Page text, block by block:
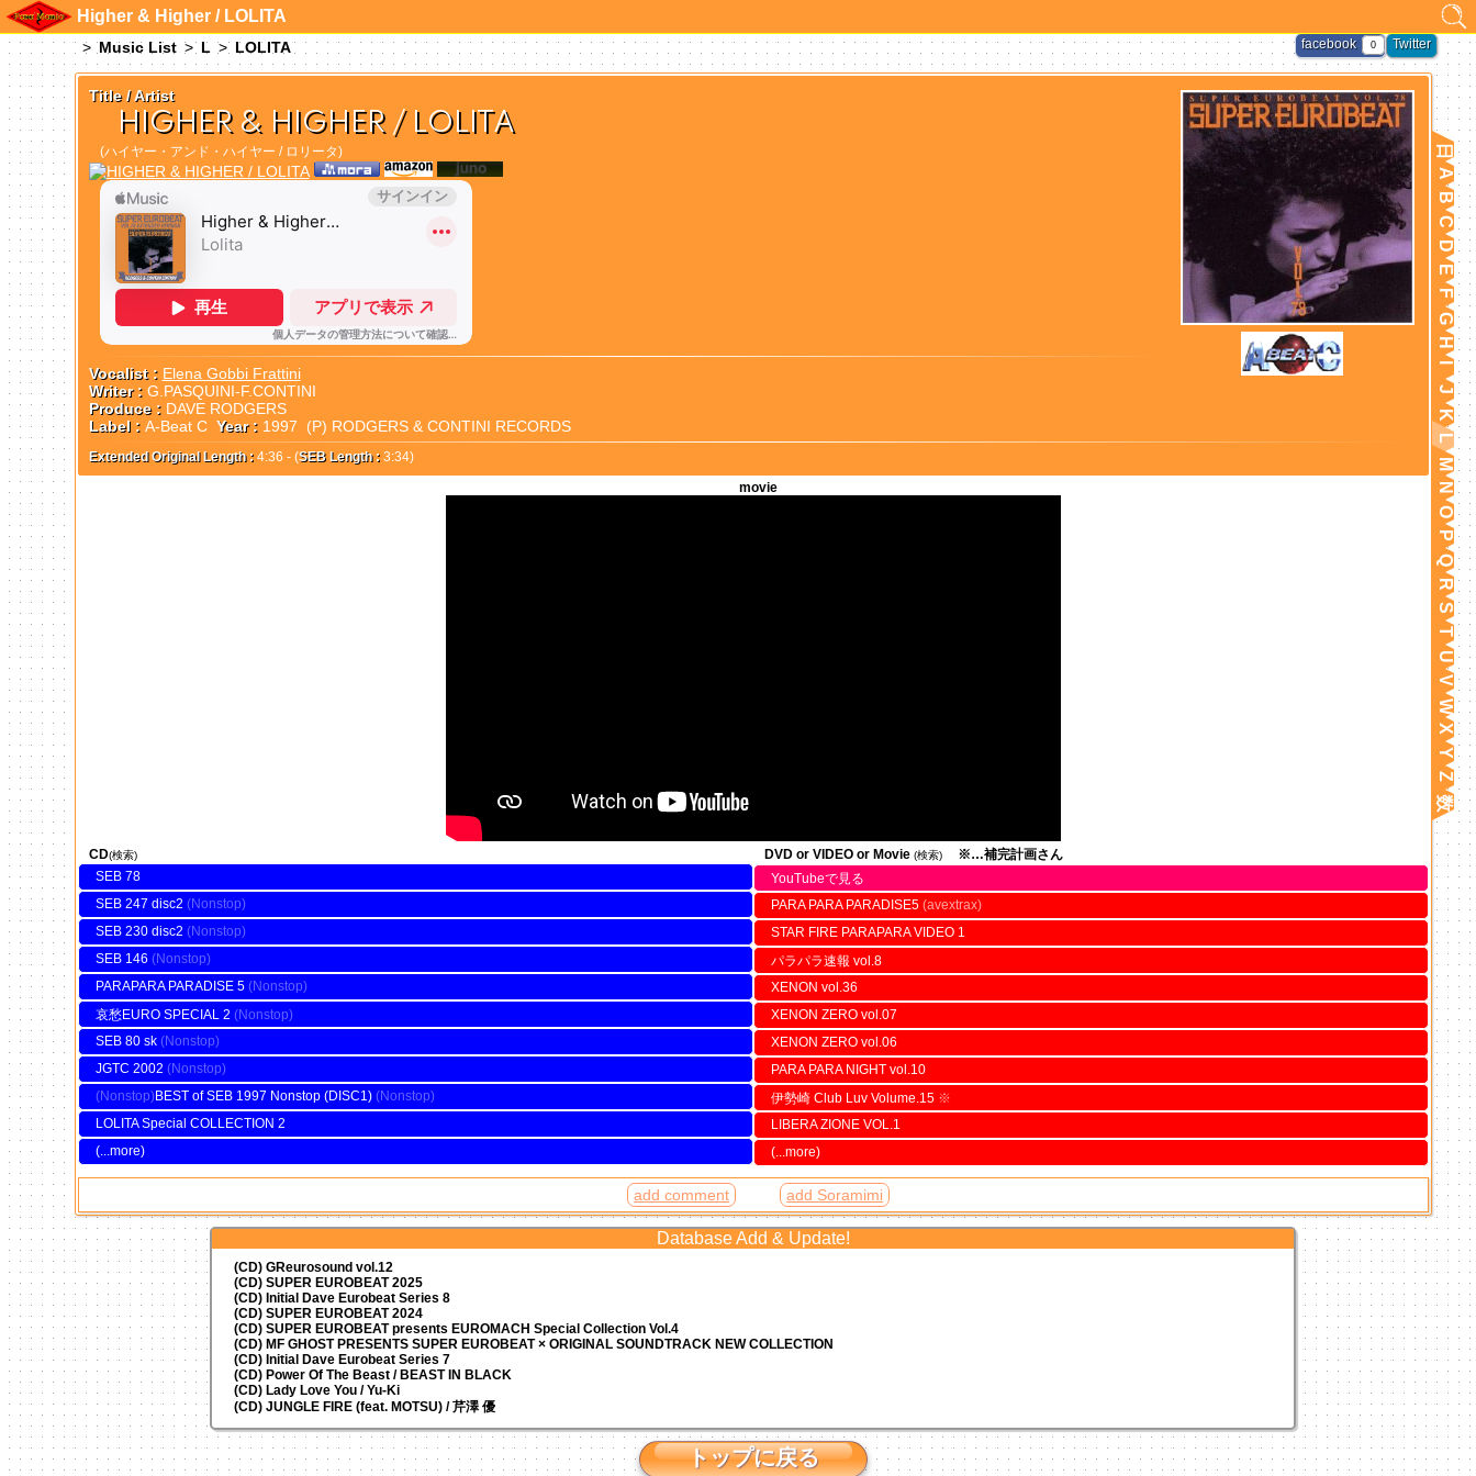
Higher & Higher / LOLITA
Music List L LOLITA
Title / Artist
HIGHER & HIGHER / LOLITA
(ハイヤー・アンド・ハイヤー / ロリータ)
Vocalist : Elena Gobbi Frattini
Writer : G.PASQUINI-F.CONTINI
Produce : DAVE RODGERS
Label : A-Beat C Year : 1997 (P) RODGERS & CONTINI RECORDS
Extended Original Length : 4:36 - (SEB Length : 3:34)
movie
CD(検索)
SEB 78
SEB 247 disc2
SEB 230 disc2
SEB 146
PARAPARA PARADISE 5
哀愁EURO SPECIAL 2
SEB 80 sk
JGTC 2002
BEST of SEB 1997 Nonstop (DISC1)
LOLITA Special COLLECTION 2
(...more)
DVD or VIDEO or Movie (検索)
※…補完計画さん
YouTubeで見る
PARA PARA PARADISE5 (avextrax)
STAR FIRE PARAPARA VIDEO 1
パラパラ速報 vol.8
XENON vol.36
XENON ZERO vol.07
XENON ZERO vol.06
PARA PARA NIGHT vol.10
伊勢崎 Club Luv Volume.15 ※
LIBERA ZIONE VOL.1
(...more)
add comment add Soramimi
Twitter
facebook 0
日
A
B
C
D
E
F
G
H
I
J
K
L
M
N
O
P
Q
R
S
T
U
V
W
X
Y
Z
数
Database Add & Update!
(CD) GReurosound vol.12
(CD) SUPER EUROBEAT 2025
(CD) Initial Dave Eurobeat Series 8
(CD) SUPER EUROBEAT 2024
(CD)SUPER EUROBEAT presentsEUROMACH Special Collection Vol.4
(CD) MF GHOST PRESENTS SUPER EUROBEAT × ORIGINAL SOUNDTRACK NEW COLLECTION
(CD) Initial Dave Eurobeat Series 7
(CD) Power Of The Beast / BEAST IN BLACK
(CD) Lady Love You / Yu-Ki
(CD) JUNGLE FIRE (feat. MOTSU) / 芹澤 優
トップに戻る